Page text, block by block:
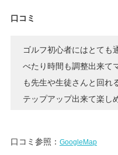
口コミ
ゴルフ初心者にはとても
べたり時間も調整出来て
も先生や生徒さんと回れ
テップアップ出来て楽し
口コミ参照： GoogleMap